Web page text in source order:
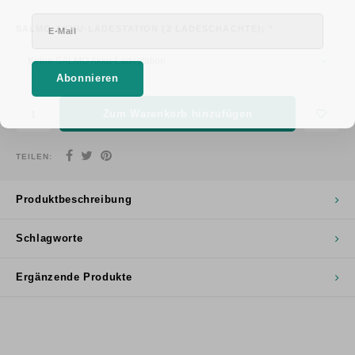
Abonnieren
SALMO AKKU-LADESTATION (2 LADESCHÄCHTE):
Keine SALMO Akku-Ladestation
TEILEN:
Produktbeschreibung
Schlagworte
Ergänzende Produkte